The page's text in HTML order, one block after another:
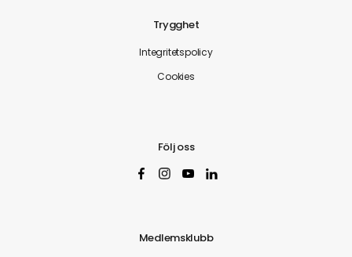
Trygghet
Integritetspolicy
Cookies
Följ oss
Medlemsklubb